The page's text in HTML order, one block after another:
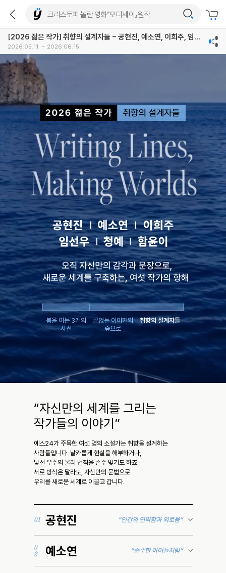
[2026 젊은 작가] 취향의 설계자들 - 공현진, 예소연, 이희주, 임선
우, 청예, 함윤이
2026.05.11. ~ 2026.06.15.
봄을 여는 3개의
시선
끝없는 이야기의
숲으로
취향의 설계자들
“자신만의 세계를 그리는
작가들의 이야기”
예스24가 주목한 여섯 명의 소설가는 취향을 설계하는
사람들입니다. 날카롭게 현실을 해부하거나,
낯선 우주의 물리 법칙을 손수 빚기도 하죠.
서로 방식은 달라도, 자신만의 문법으로
우리를 새로운 세계로 이끌고 갑니다.
01 공현진 “인간의 연약함과 외로움”
0
2
예소연 “순수한 아이들처럼”